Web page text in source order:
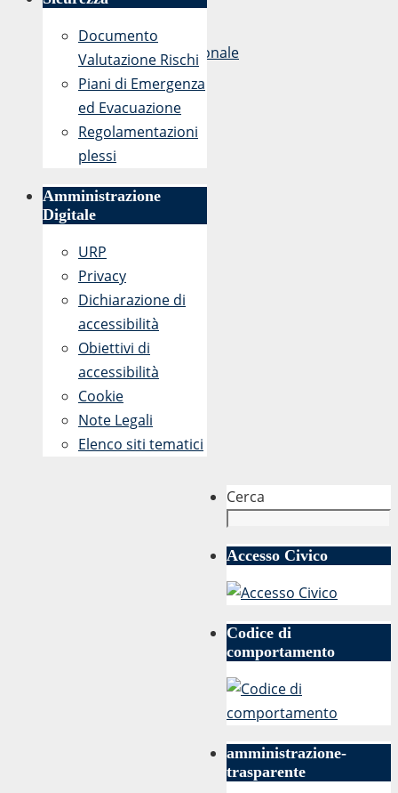
–
Nazionale
»
Documento
Valutazione Rischi
Piani di Emergenza
ed Evacuazione
Regolamentazioni
plessi
Amministrazione
Digitale
URP
Privacy
Dichiarazione di
accessibilità
Obiettivi di
accessibilità
Cookie
Note Legali
Elenco siti tematici
Cerca
Accesso Civico
Codice di
comportamento
amministrazione-
trasparente